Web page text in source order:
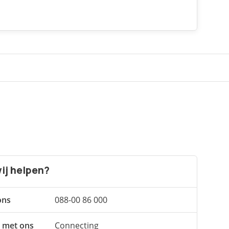
helpen?
088-00 86 000
met ons Connecting